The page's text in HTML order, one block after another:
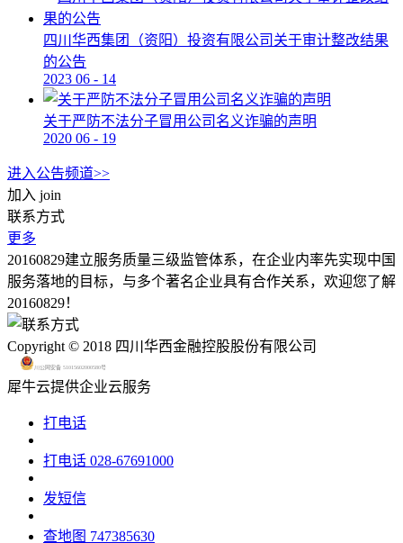
四川华西集团（资阳）投资有限公司关于审计整改结果
的公告
2023 06 - 14
关于严防不法分子冒用公司名义诈骗的声明
2020 06 - 19
进入公告频道>>
加入 join
联系方式
更多
20160829建立服务质量三级监管体系，在企业内率先实现中国
服务落地的目标，与多个著名企业具有合作关系，欢迎您了解
20160829！
Copyright © 2018 四川华西金融控股股份有限公司
川公网安备 51015602000580号
犀牛云提供企业云服务
打电话
打电话 028-67691000
发短信
查地图 747385630